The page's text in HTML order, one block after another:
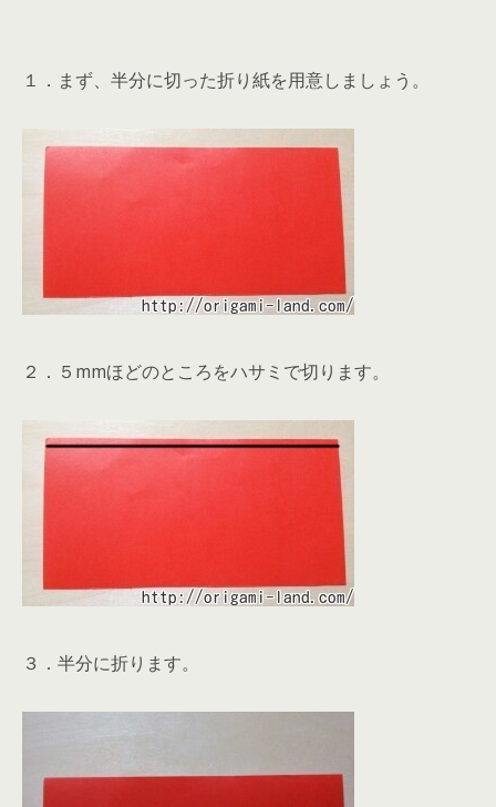
１．まず、半分に切った折り紙を用意しましょう。
２．５mmほどのところをハサミで切ります。
３．半分に折ります。